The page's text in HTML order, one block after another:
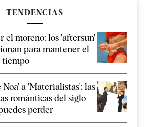
TENDENCIAS
el moreno: los 'aftersun'
para mantener el
tiempo
a 'Materialistas': las
románticas del siglo
perder